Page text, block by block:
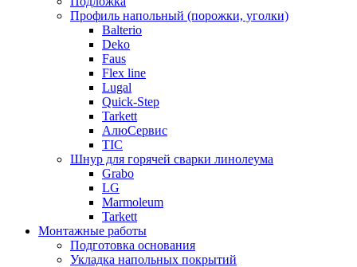
Профиль напольный (порожки, уголки)
Balterio
Deko
Faus
Flex line
Lugal
Quick-Step
Tarkett
АлюСервис
ТІС
Шнур для горячей сварки линолеума
Grabo
LG
Marmoleum
Tarkett
Монтажные работы
Подготовка основания
Укладка напольных покрытий